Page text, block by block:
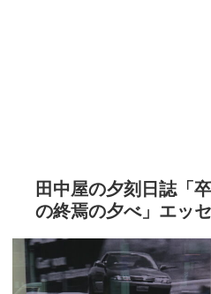
田中屋の夕刻日誌「
の終焉の夕べ」エッ